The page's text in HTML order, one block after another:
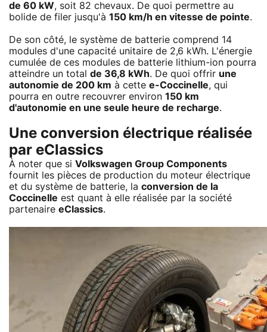
de 60 kW, soit 82 chevaux. De quoi permettre au
bolide de filer jusqu'à 150 km/h en vitesse de pointe.
De son côté, le système de batterie comprend 14
modules d'une capacité unitaire de 2,6 kWh. L'énergie
cumulée de ces modules de batterie lithium-ion pourra
atteindre un total de 36,8 kWh. De quoi offrir une
autonomie de 200 km à cette e-Coccinelle, qui
pourra en outre recouvrer environ 150 km
d'autonomie en une seule heure de recharge.
Une conversion électrique réalisée
par eClassics
À noter que si Volkswagen Group Components
fournit les pièces de production du moteur électrique
et du système de batterie, la conversion de la
Coccinelle est quant à elle réalisée par la société
partenaire eClassics.